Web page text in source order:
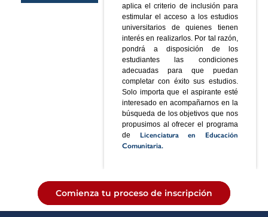
aplica el criterio de inclusión para
estimular el acceso a los estudios
universitarios de quienes tienen
interés en realizarlos. Por tal razón,
pondrá a disposición de los
estudiantes las condiciones
adecuadas para que puedan
completar con éxito sus estudios.
Solo importa que el aspirante esté
interesado en acompañarnos en la
búsqueda de los objetivos que nos
propusimos al ofrecer el programa
de Licenciatura en Educación
Comunitaria.
Comienza tu proceso de inscripción